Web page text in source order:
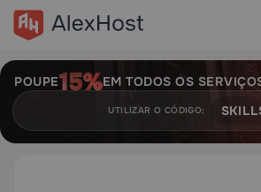
POUPE EM TODOS OS
UTILIZAR O CÓDIGO: